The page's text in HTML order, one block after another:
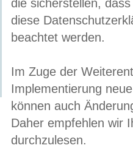
die sicherstellen,
diese
beachtet werden.
Im Zuge der
Implementierung
können auch
Daher empfehlen wir
durchzulesen.